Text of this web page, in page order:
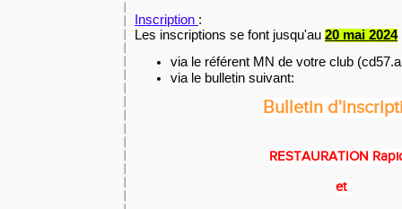
Inscription :
Les inscriptions se font jusqu'au 20 mai 2024
via le référent MN de votre club
via le bulletin suivant:
Bulletin
RESTAURATION
et